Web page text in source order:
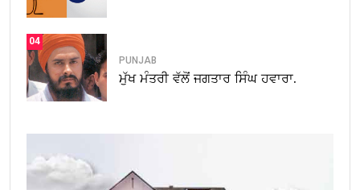
04
PUNJAB
ਮੁੱਖ ਮੰਤਰੀ ਵੱਲੋਂ ਜਗਤਾਰ ਸਿੰਘ ਹਵਾਰਾ.